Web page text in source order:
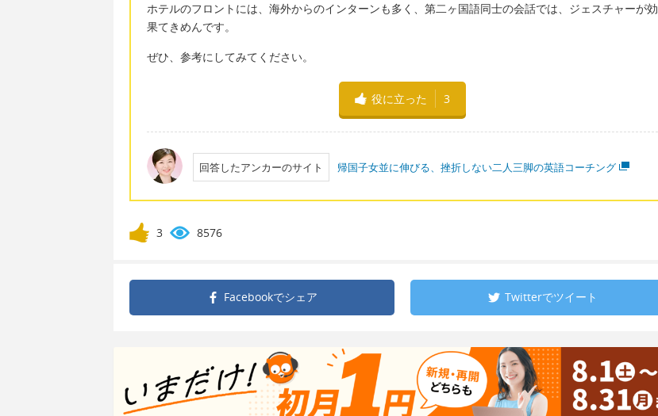
ホテルのフロントには、海外からのインターンも多く、第二ヶ国語同士の会話では、ジェスチャーが効
果てきめんです。
ぜひ、参考にしてみてください。
役に立った 3
回答したアンカーのサイト 帰国子女並に伸びる、挫折しない二人三脚の英語コーチング
3 8576
Facebookでシェア Twitterでツイート